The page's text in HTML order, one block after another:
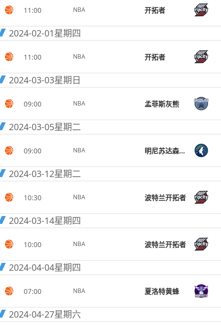
11:00 NBA 开拓者
2024-02-01星期四
11:00 NBA 开拓者
2024-03-03星期日
09:00 NBA 孟菲斯灰熊
2024-03-05星期二
09:00 NBA 明尼苏达森林狼
2024-03-12星期二
10:30 NBA 波特兰开拓者
2024-03-14星期四
10:00 NBA 波特兰开拓者
2024-04-04星期四
07:00 NBA 夏洛特黄蜂
2024-04-27星期六